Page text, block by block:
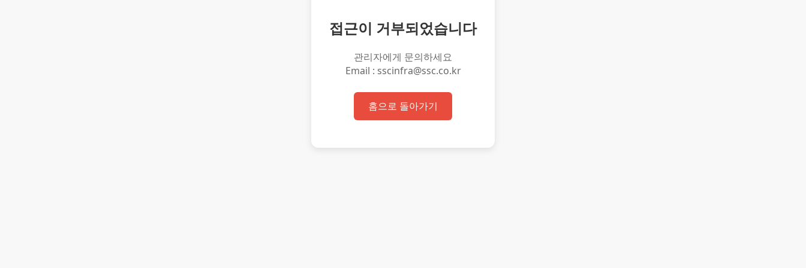
접근이 거부되었습니다
관리자에게 문의하세요
Email : sscinfra@ssc.co.kr
홈으로 돌아가기